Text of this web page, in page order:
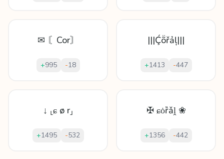
✉ 〘Cor〙
+995 -18
|||Ḉṏřảļ|||
+1413 -447
↓ ⸤ɕ ø r⸥
+1495 -532
✠ ɕȯȑǎḽ ❀
+1356 -442